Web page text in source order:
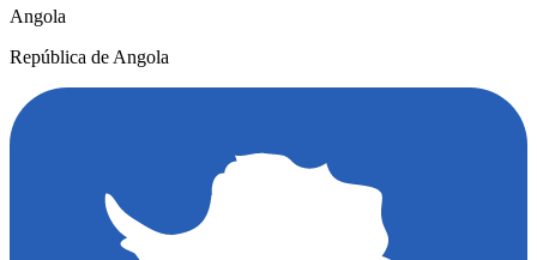
Angola
República de Angola